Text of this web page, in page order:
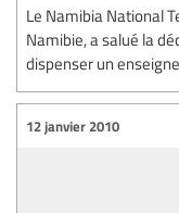
Le Namibia National
Namibie, a salué la
dispenser un
12 janvier 2010